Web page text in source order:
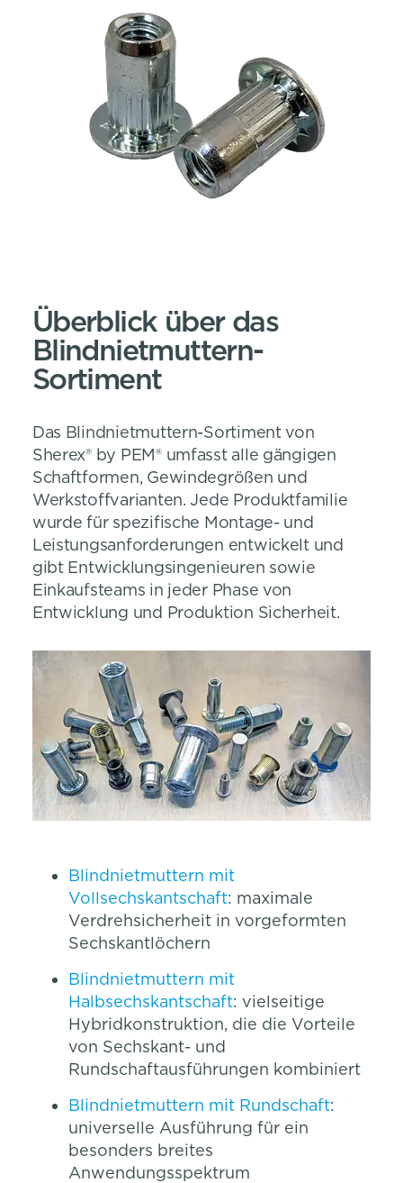
Überblick über das
Blindnietmuttern-
Sortiment
Das Blindnietmuttern-Sortiment von
Sherex® by PEM® umfasst alle gängigen
Schaftformen, Gewindegrößen und
Werkstoffvarianten. Jede Produktfamilie
wurde für spezifische Montage- und
Leistungsanforderungen entwickelt und
gibt Entwicklungsingenieuren sowie
Einkaufsteams in jeder Phase von
Entwicklung und Produktion Sicherheit.
Blindnietmuttern mit
Vollsechskantschaft: maximale
Verdrehsicherheit in vorgeformten
Sechskantlöchern
Blindnietmuttern mit
Halbsechskantschaft: vielseitige
Hybridkonstruktion, die die Vorteile
von Sechskant- und
Rundschaftausführungen kombiniert
Blindnietmuttern mit Rundschaft:
universelle Ausführung für ein
besonders breites
Anwendungsspektrum